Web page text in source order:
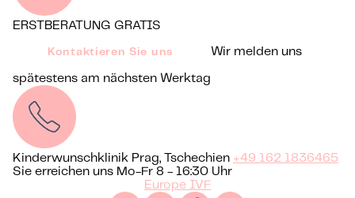
ERSTBERATUNG GRATIS
Kontaktieren Sie uns Wir melden uns
spätestens am nächsten Werktag
Kinderwunschklinik Prag, Tschechien +49 162 1836465
Sie erreichen uns Mo-Fr 8 - 16:30 Uhr
Europe IVF